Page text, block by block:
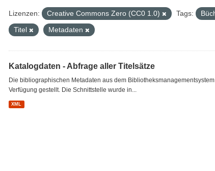
Lizenzen: Creative Commons Zero (CC0 1.0) Tags:
Titel
Metadaten
Katalogdaten - Abfrage aller Titelsätze
Die bibliographischen Metadaten aus dem
Verfügung gestellt. Die Schnittstelle wurde in...
XML